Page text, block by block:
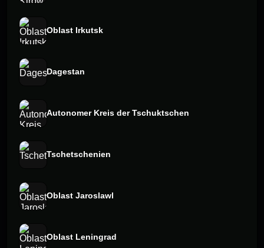
Oblast Irkutsk
Dagestan
Autonomer Kreis der Tschuktschen
Tschetschenien
Oblast Jaroslawl
Oblast Leningrad